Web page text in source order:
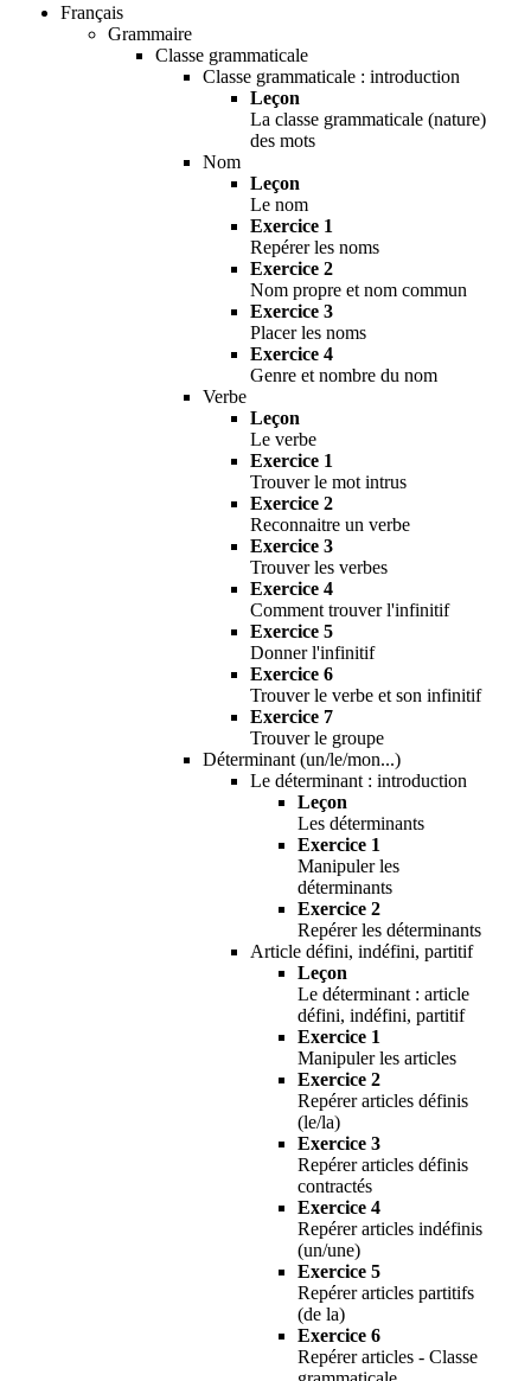
Français
Grammaire
Classe grammaticale
Classe grammaticale : introduction
Leçon
La classe grammaticale (nature)
des mots
Nom
Leçon
Le nom
Exercice 1
Repérer les noms
Exercice 2
Nom propre et nom commun
Exercice 3
Placer les noms
Exercice 4
Genre et nombre du nom
Verbe
Leçon
Le verbe
Exercice 1
Trouver le mot intrus
Exercice 2
Reconnaitre un verbe
Exercice 3
Trouver les verbes
Exercice 4
Comment trouver l'infinitif
Exercice 5
Donner l'infinitif
Exercice 6
Trouver le verbe et son infinitif
Exercice 7
Trouver le groupe
Déterminant (un/le/mon...)
Le déterminant : introduction
Leçon
Les déterminants
Exercice 1
Manipuler les
déterminants
Exercice 2
Repérer les déterminants
Article défini, indéfini, partitif
Leçon
Le déterminant : article
défini, indéfini, partitif
Exercice 1
Manipuler les articles
Exercice 2
Repérer articles définis
(le/la)
Exercice 3
Repérer articles définis
contractés
Exercice 4
Repérer articles indéfinis
(un/une)
Exercice 5
Repérer articles partitifs
(de la)
Exercice 6
Repérer articles - Classe